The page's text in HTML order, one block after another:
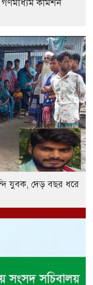
গণমাধ্যম কমিশন
যুবক, দেড় বছর ধরে